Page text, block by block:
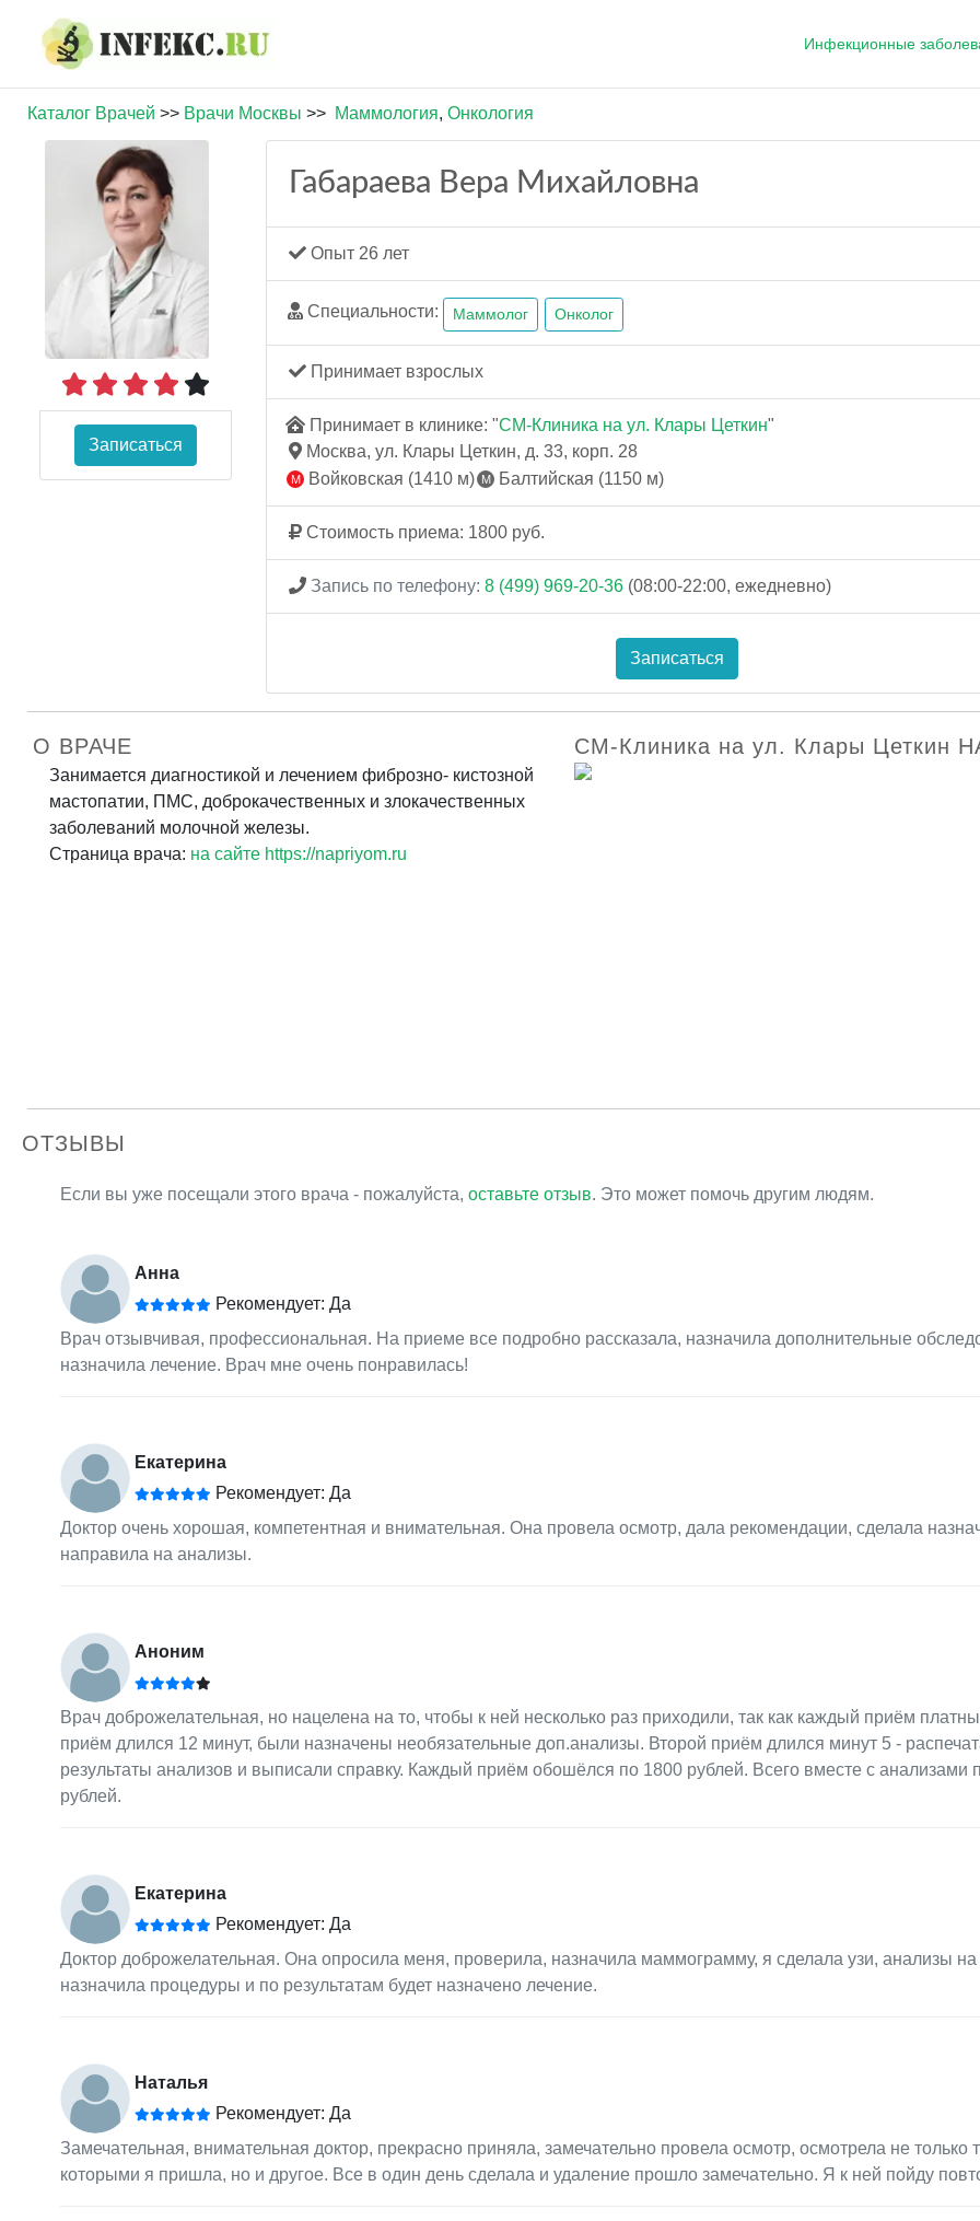
Инфекционные
Каталог Врачей >> Врачи Москвы >> Маммология, Онкология
Записаться
Габараева Вера Михайловна
Опыт 26 лет
Специальности: Маммолог Онколог
Принимает взрослых
Принимает в клинике: "СМ-Клиника на ул. Клары Цеткин"
Москва, ул. Клары Цеткин, д. 33, корп. 28
Войковская (1410 м)
Балтийская (1150 м)
Стоимость приема: 1800 руб.
Запись по телефону: 8 (499) 969-20-36 (08:00-22:00, ежедневно)
Записаться
О ВРАЧЕ
Занимается диагностикой и лечением фиброзно- кистозной
мастопатии, ПМС, доброкачественных и злокачественных
заболеваний молочной железы.
Страница врача: на сайте https://napriyom.ru
СМ-Клиника на ул. Клары Цеткин
ОТЗЫВЫ
Если вы уже посещали этого врача - пожалуйста, оставьте отзыв. Это может помочь другим людям.
Анна
Рекомендует: Да
Врач отзывчивая, профессиональная. На приеме все подробно рассказала, назначила дополнительные
назначила лечение. Врач мне очень понравилась!
Екатерина
Рекомендует: Да
Доктор очень хорошая, компетентная и внимательная. Она провела осмотр, дала рекомендации, сделала
направила на анализы.
Аноним
Врач доброжелательная, но нацелена на то, чтобы к ней несколько раз приходили, так как каждый приём
приём длился 12 минут, были назначены необязательные доп.анализы. Второй приём длился минут 5 -
результаты анализов и выписали справку. Каждый приём обошёлся по 1800 рублей. Всего вместе с анализами
рублей.
Екатерина
Рекомендует: Да
Доктор доброжелательная. Она опросила меня, проверила, назначила маммограмму, я сделала узи, анализы
назначила процедуры и по результатам будет назначено лечение.
Наталья
Рекомендует: Да
Замечательная, внимательная доктор, прекрасно приняла, замечательно провела осмотр, осмотрела не только
которыми я пришла, но и другое. Все в один день сделала и удаление прошло замечательно. Я к ней пойду